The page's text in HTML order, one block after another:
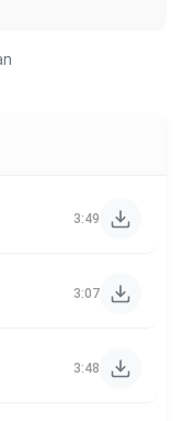
3:49
3:07
3:48